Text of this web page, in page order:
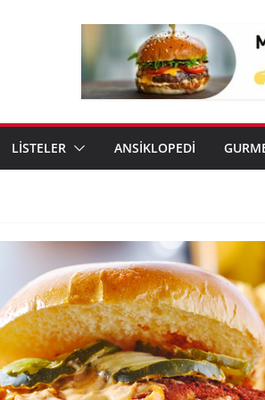
LİSTELER ANSİKLOPEDİ